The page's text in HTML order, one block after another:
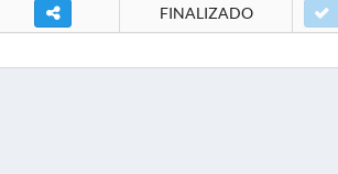
FINALIZADO